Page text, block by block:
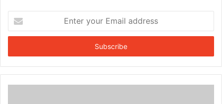
your
Email